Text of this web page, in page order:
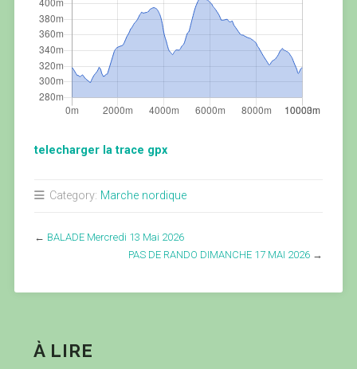
telecharger la trace gpx
Category: Marche nordique
← BALADE Mercredi 13 Mai 2026
PAS DE RANDO DIMANCHE 17 MAI 2026 →
À LIRE